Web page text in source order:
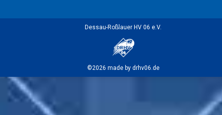
Dessau-Roßlauer HV 06 e.V.
©2026 made by drhv06.de